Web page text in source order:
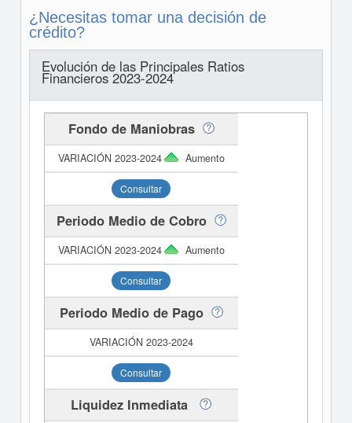
¿Necesitas tomar una decisión de
crédito?
Evolución de las Principales Ratios
Financieros 2023-2024
Fondo de Maniobras
Aumento
Consultar
Periodo Medio de Cobro
Aumento
Consultar
Periodo Medio de Pago
Consultar
Liquidez Inmediata